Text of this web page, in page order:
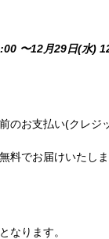
〜12月29日(水)
のお支払い(クレ
料でお届けいたしま
なります。